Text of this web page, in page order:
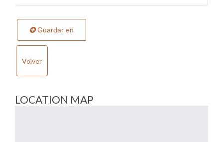
Guardar en
Volver
LOCATION MAP